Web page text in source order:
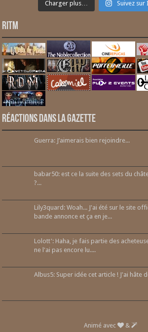
Charger plus… Suivez sur
RITM
Réactions dans la gazette
Guerra: J’aimerais bien rejoindre...
babar50: est ce la suite des sets du
?...
Lily3quard: Woah... J'ai été sur le site
bande annonce et ça en je...
Lolott': Haha, je fais partie des
ne l'ai pas encore lu....
Albus5: Super idée cet article ! J'ai hâte
Animé avec &